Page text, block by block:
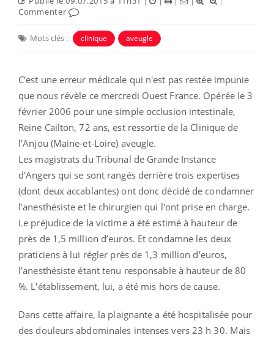
Commenter
Mots clés : clinique aveugle
C'est une erreur médicale qui n'est pas restée impunie
que nous révèle ce mercredi Ouest France. Opérée le 3
février 2006 pour une simple occlusion intestinale,
Reine Cailton, 72 ans, est ressortie de la Clinique de
l’Anjou (Maine-et-Loire) aveugle.
Les magistrats du Tribunal de Grande Instance
d'Angers qui se sont rangés derrière trois expertises
(dont deux accablantes) ont donc décidé de condamner
l'anesthésiste et le chirurgien qui l'ont prise en charge.
Le préjudice de la victime a été estimé à hauteur de
près de 1,5 million d’euros. Et condamne les deux
praticiens à lui régler près de 1,3 million d’euros,
l’anesthésiste étant tenu responsable à hauteur de 80
%. L'établissement, lui, a été mis hors de cause.
Dans cette affaire, la plaignante a été hospitalisée pour
des douleurs abdominales intenses vers 23 h 30. Mais